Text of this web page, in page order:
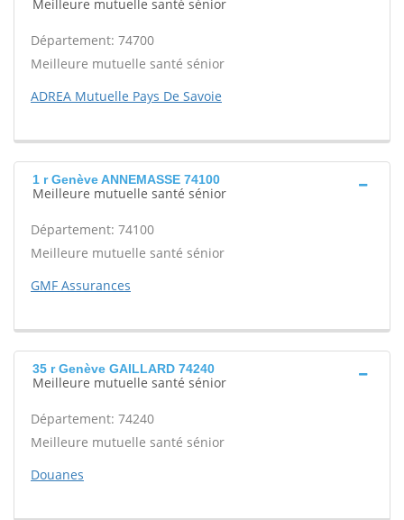
Meilleure mutuelle santé sénior
Département: 74700
Meilleure mutuelle santé sénior
ADREA Mutuelle Pays De Savoie
1 r Genève ANNEMASSE 74100
Meilleure mutuelle santé sénior
Département: 74100
Meilleure mutuelle santé sénior
GMF Assurances
35 r Genève GAILLARD 74240
Meilleure mutuelle santé sénior
Département: 74240
Meilleure mutuelle santé sénior
Douanes